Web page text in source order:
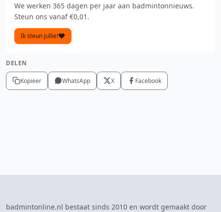
We werken 365 dagen per jaar aan badmintonnieuws.
Steun ons vanaf €0,01.
Ik steun jullie!
DELEN
Kopieer WhatsApp X Facebook
badmintonline.nl bestaat sinds 2010 en wordt gemaakt door